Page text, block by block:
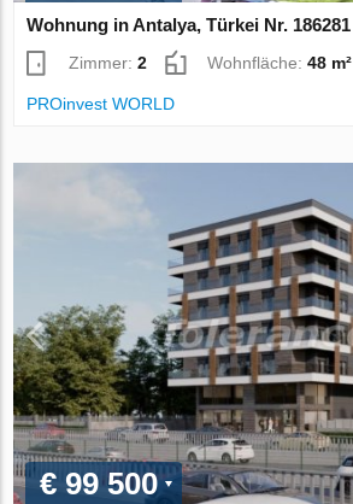
Wohnung in Antalya, Türkei Nr. 186281
Zimmer:2 Wohnfläche:48 m²
PROinvest WORLD
€ 99 500